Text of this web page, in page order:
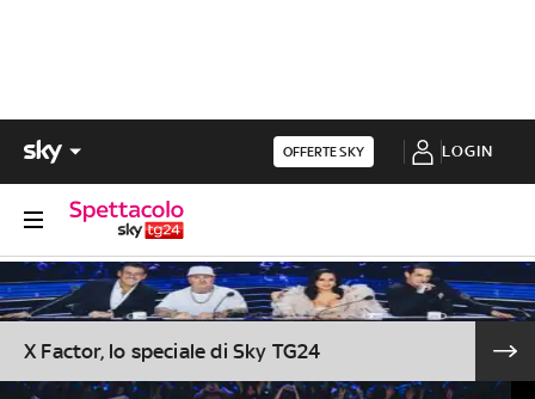
OFFERTE SKY LOGIN
X Factor, lo speciale di Sky TG24